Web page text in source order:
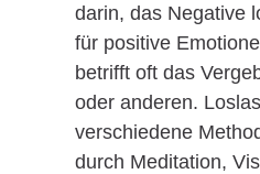
darin, das Negative
für positive
betrifft oft das
oder anderen.
verschiedene
durch Meditation,